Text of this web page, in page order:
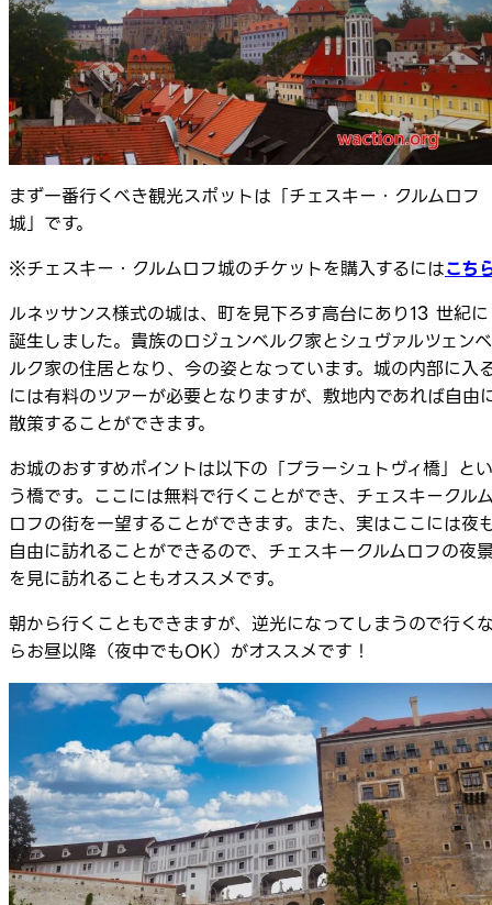
まず一番行くべき観光スポットは「チェスキー・クルムロフ
城」です。
※チェスキー・クルムロフ城のチケットを購入するにはこち
ルネッサンス様式の城は、町を見下ろす高台にあり13 世紀に
誕生しました。貴族のロジュンベルク家とシュヴァルツェンベ
ルク家の住居となり、今の姿となっています。城の内部に入
には有料のツアーが必要となりますが、敷地内であれば自由
散策することができます。
お城のおすすめポイントは以下の「プラーシュトヴィ橋」とい
う橋です。ここには無料で行くことができ、チェスキークル
ロフの街を一望することができます。また、実はここには夜
自由に訪れることができるので、チェスキークルムロフの夜
を見に訪れることもオススメです。
朝から行くこともできますが、逆光になってしまうので行く
らお昼以降（夜中でもOK）がオススメです！